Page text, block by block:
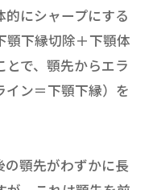
にシャープにする
顎下縁切除＋下顎体
で、顎先からエラ
イン＝下顎下縁）を
の顎先がわずかに長